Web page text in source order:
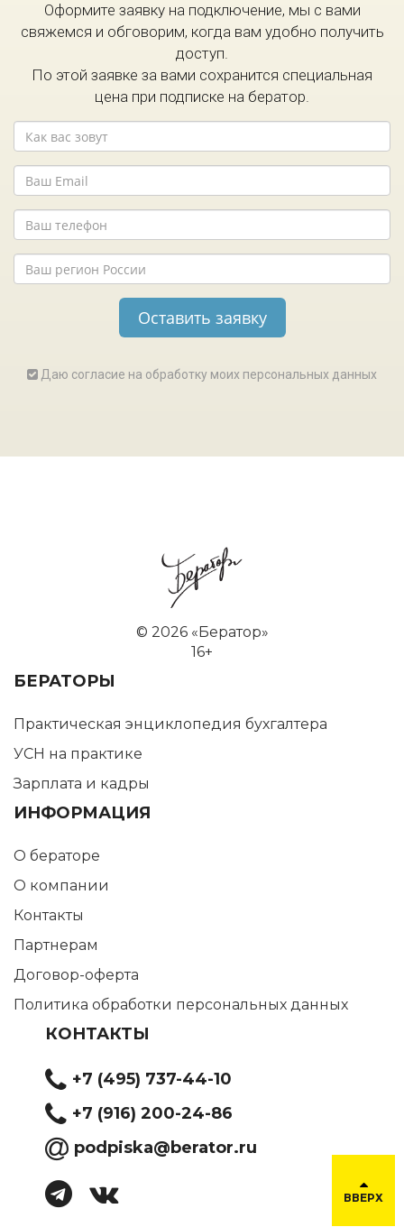
Оформите заявку на подключение, мы с вами
свяжемся и обговорим, когда вам удобно получить
доступ.
По этой заявке за вами сохранится специальная
цена при подписке на бератор.
Даю согласие на обработку моих персональных данных
© 2026 «Бератор»
16+
БЕРАТОРЫ
Практическая энциклопедия бухгалтера
УСН на практике
Зарплата и кадры
ИНФОРМАЦИЯ
О бераторе
О компании
Контакты
Партнерам
Договор-оферта
Политика обработки персональных данных
КОНТАКТЫ
+7 (495) 737-44-10
+7 (916) 200-24-86
podpiska@berator.ru
ВВЕРХ